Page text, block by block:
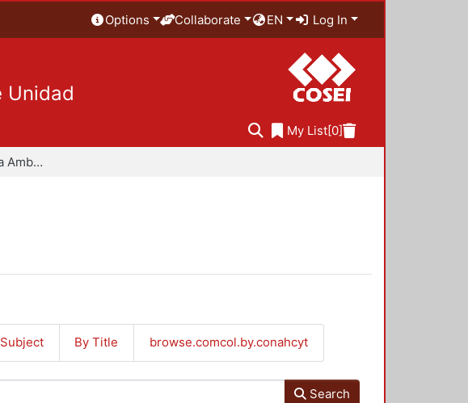
Options Collaborate EN Log In
Unidad
My List[0]
Ciencias e Ingeniería Ambientales
By Title browse.comcol.by.conahcyt
Search